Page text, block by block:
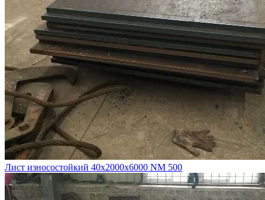
Лист износостойкий 40х2000х6000 NM 500